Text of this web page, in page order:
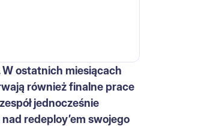
W ostatnich miesiącach
również finalne prace
jednocześnie
redeploy’em swojego